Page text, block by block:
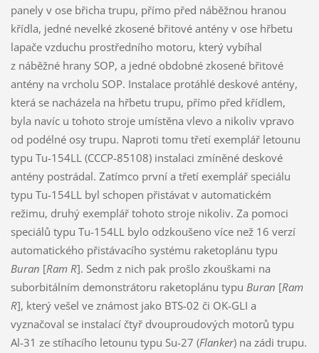
panely v ose břicha trupu, přímo před náběžnou hranou
křídla, jedné nevelké zkosené břitové antény v ose hřbetu
lapače vzduchu prostředního motoru, který vybíhal
z náběžné hrany SOP, a jedné obdobné zkosené břitové
antény na vrcholu SOP. Instalace protáhlé deskové antény,
která se nacházela na hřbetu trupu, přímo před křídlem,
byla navíc u tohoto stroje umístěna vlevo a nikoliv vpravo
od podélné osy trupu. Naproti tomu třetí exemplář letounu
typu Tu-154LL (CCCP-85108) instalaci zmíněné deskové
antény postrádal. Zatímco první a třetí exemplář speciálu
typu Tu-154LL byl schopen přistávat v automatickém
režimu, druhý exemplář tohoto stroje nikoliv. Za pomoci
speciálů typu Tu-154LL bylo odzkoušeno více než 16 verzí
automatického přistávacího systému raketoplánu typu
Buran [Ram R]. Sedm z nich pak prošlo zkouškami na
suborbitálním demonstrátoru raketoplánu typu Buran [Ram
R], který vešel ve známost jako BTS-02 či OK-GLI a
vyznačoval se instalací čtyř dvouproudových motorů typu
Al-31 ze stíhacího letounu typu Su-27 (Flanker) na zádi trupu.